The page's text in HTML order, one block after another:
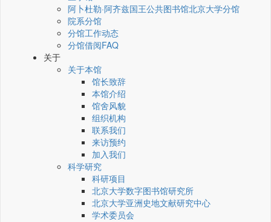
阿卜杜勒·阿齐兹国王公共图书馆北京大学分馆
院系分馆
分馆工作动态
分馆借阅FAQ
关于
关于本馆
馆长致辞
本馆介绍
馆舍风貌
组织机构
联系我们
来访预约
加入我们
科学研究
科研项目
北京大学数字图书馆研究所
北京大学亚洲史地文献研究中心
学术委员会